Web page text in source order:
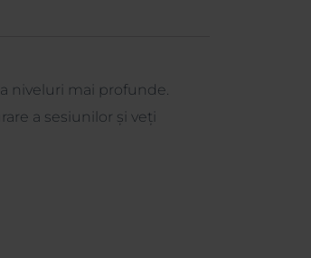
niveluri mai profunde.
a sesiunilor și veți